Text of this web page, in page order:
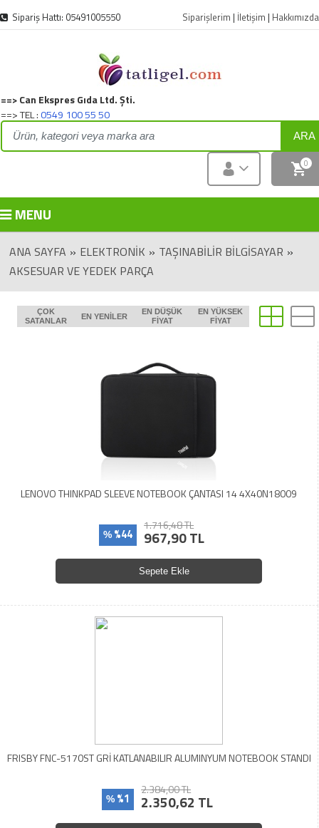
Sipariş Hattı: 05491005550 Siparişlerim | İletişim | Hakkımızda
Can Ekspres Gıda Ltd. Şti.
TEL :0549 100 55 50
ARA
0
MENU
ANA SAYFA » ELEKTRONIK » TAŞINABILIR BILGISAYAR »
AKSESUAR VE YEDEK PARÇA
ÇOK
SATANLAR
EN YENILER
EN DÜŞÜK
FIYAT
EN YÜKSEK
FIYAT
LENOVO THINKPAD SLEEVE NOTEBOOK ÇANTASI 14 4X40N18009
% %44
1.716,48 TL
967,90 TL
Sepete Ekle
FRISBY FNC-5170ST GRİ KATLANABILIR ALUMINYUM NOTEBOOK STANDI
% %1
2.384,00 TL
2.350,62 TL